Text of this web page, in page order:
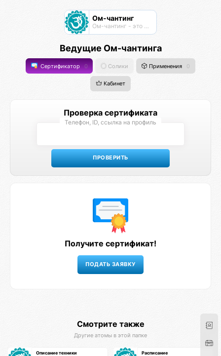
Ом-чантинг
Ом-чантинг - это групповая практика пропевания звука Ом
Ведущие Ом-чантинга
Сертификатор 0 Солики Применения 0
Кабинет
Проверка сертификата
Телефон, ID, ссылка на профиль
Получите сертификат!
Смотрите также
Другие атомы в этой папке
Описание техники Расписание